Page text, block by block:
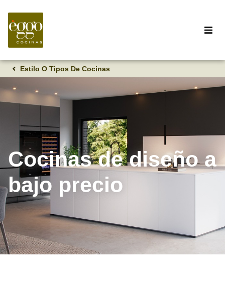
Estilo O Tipos De Cocinas
Cocinas de diseño a
bajo precio